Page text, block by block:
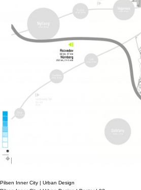
Pilsen Inner City | Urban Design